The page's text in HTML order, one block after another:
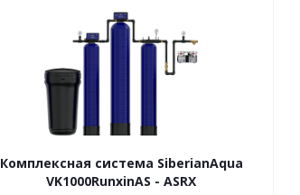
Комплексная система SiberianAqua
VK1000RunxinAS - ASRX